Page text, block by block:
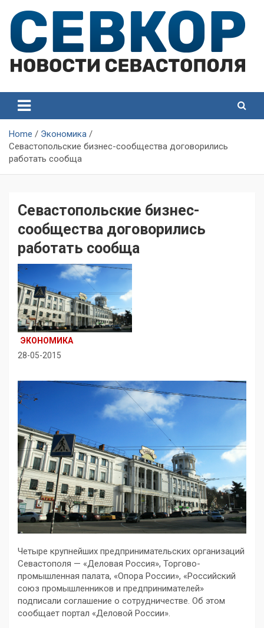
content
Севастополя
Севастополя
Home
Экономика
Севастопольские бизнес-сообщества договорились
работать сообща
Севастопольские бизнес-
сообщества договорились
работать сообща
ЭКОНОМИКА
28-05-2015
Четыре крупнейших предпринимательских организаций
Севастополя — «Деловая Россия», Торгово-
промышленная палата, «Опора России», «Российский
союз промышленников и предпринимателей»
подписали соглашение о сотрудничестве. Об этом
сообщает портал «Деловой России».